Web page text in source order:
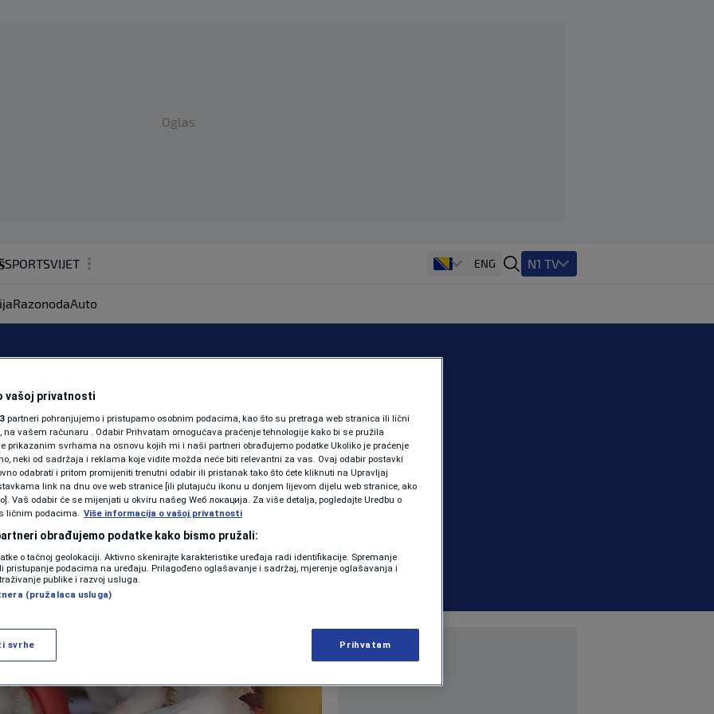
Oglas
SPORTSVIJET
ZDRAVLJE
SHOWBIZ
KOLUMNE
PODCAST
N1 SPECIJAL
FENOMENI
NEISTRAŽENO
VIRALNO
VIDEO
ENG N1 TV
RazonodaAuto
i vrganja,
gljive smijete jesti
2023. 11:55 | MAGAZIN | 0 komentara
Više
vašoj privatnosti
partneri pohranjujemo i pristupamo osobnim podacima, kao što su pretraga web stranica ili lični
na vašem računaru . Odabir Prihvatam omogućava praćenje tehnologije kako bi se pružila
prikazanim svrhama na osnovu kojih mi i naši partneri obrađujemo podatke Ukoliko je praćenje
neki od sadržaja i reklama koje vidite možda neće biti relevantni za vas. Ovaj odabir postavki
odabrati i pritom promijeniti trenutni odabir ili pristanak tako što ćete kliknuti na Upravljaj
link na dnu ove web stranice [ili plutajuću ikonu u donjem lijevom dijelu web stranice, ako
Vaš odabir će se mijenjati u okviru našeg Wеб локација. Za više detalja, pogledajte Uredbu o
ličnim podacima. Više informacija o vašoj privatnosti
obrađujemo podatke kako bismo pružali:
o tačnoj geolokaciji. Aktivno skenirajte karakteristike uređaja radi identifikacije. Spremanje
pristupanje podacima na uređaju. Prilagođeno oglašavanje i sadržaj, mjerenje oglašavanja i
publike i razvoj usluga.
(pružalaca usluga)
svrhe Prihvatam